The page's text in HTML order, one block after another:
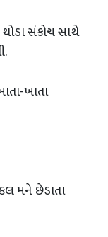
સંકોચ સાથે
ખાતા
મને છેડાતા